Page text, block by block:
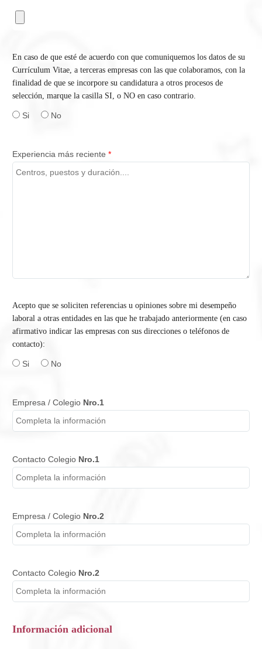
En caso de que esté de acuerdo con que comuniquemos los datos de su
Currículum Vitae, a terceras empresas con las que colaboramos, con la
finalidad de que se incorpore su candidatura a otros procesos de
selección, marque la casilla SI, o NO en caso contrario.
Si No
Experiencia más reciente *
Acepto que se soliciten referencias u opiniones sobre mi desempeño
laboral a otras entidades en las que he trabajado anteriormente (en caso
afirmativo indicar las empresas con sus direcciones o teléfonos de
contacto):
Si No
Empresa / Colegio Nro.1
Contacto Colegio Nro.1
Empresa / Colegio Nro.2
Contacto Colegio Nro.2
Información adicional